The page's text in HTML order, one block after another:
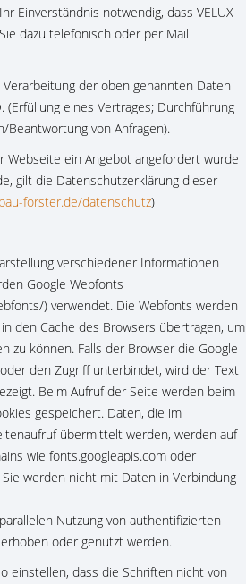
Einverständnis notwendig, dass VELUX
dazu telefonisch oder per Mail
der oben genannten Daten
(Erfüllung eines Vertrages; Durchführung
Beantwortung von Anfragen).
Webseite ein Angebot angefordert wurde
gilt die Datenschutzerklärung dieser
forster.de/datenschutz)
verschiedener Informationen
Google Webfonts
) verwendet. Die Webfonts werden
den Cache des Browsers übertragen, um
zu können. Falls der Browser die Google
den Zugriff unterbindet, wird der Text
Beim Aufruf der Seite werden beim
gespeichert. Daten, die im
übermittelt werden, werden auf
wie fonts.googleapis.com oder
werden nicht mit Daten in Verbindung
Nutzung von authentifizierten
oder genutzt werden.
einstellen, dass die Schriften nicht von